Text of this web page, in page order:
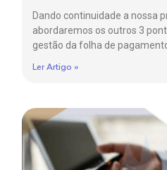
Dando continuidade a nossa
abordaremos os outros 3
gestão da folha de
Ler Artigo »